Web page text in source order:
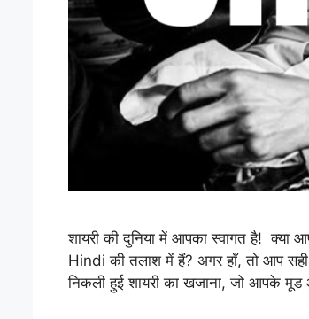
शायरी की दुनिया में आपका स्वागत है! क्या
Hindi की तलाश में हैं? अगर हाँ, तो आप
निकली हुई शायरी का खजाना, जो आपके